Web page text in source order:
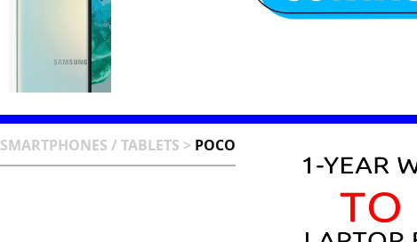
SMARTPHONES / TABLETS > POCO